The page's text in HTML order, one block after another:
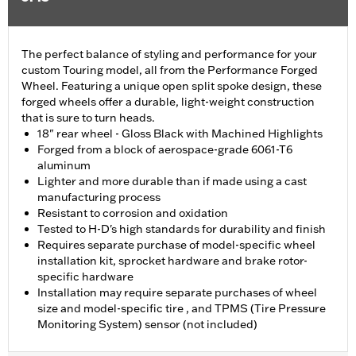
The perfect balance of styling and performance for your
custom Touring model, all from the Performance Forged
Wheel. Featuring a unique open split spoke design, these
forged wheels offer a durable, light-weight construction
that is sure to turn heads.
18" rear wheel - Gloss Black with Machined Highlights
Forged from a block of aerospace-grade 6061-T6
aluminum
Lighter and more durable than if made using a cast
manufacturing process
Resistant to corrosion and oxidation
Tested to H-D's high standards for durability and finish
Requires separate purchase of model-specific wheel
installation kit, sprocket hardware and brake rotor-
specific hardware
Installation may require separate purchases of wheel
size and model-specific tire , and TPMS (Tire Pressure
Monitoring System) sensor (not included)